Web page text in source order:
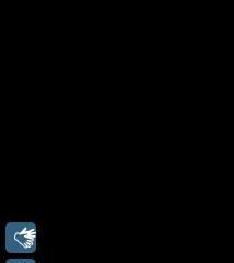
Verdades Tropicais